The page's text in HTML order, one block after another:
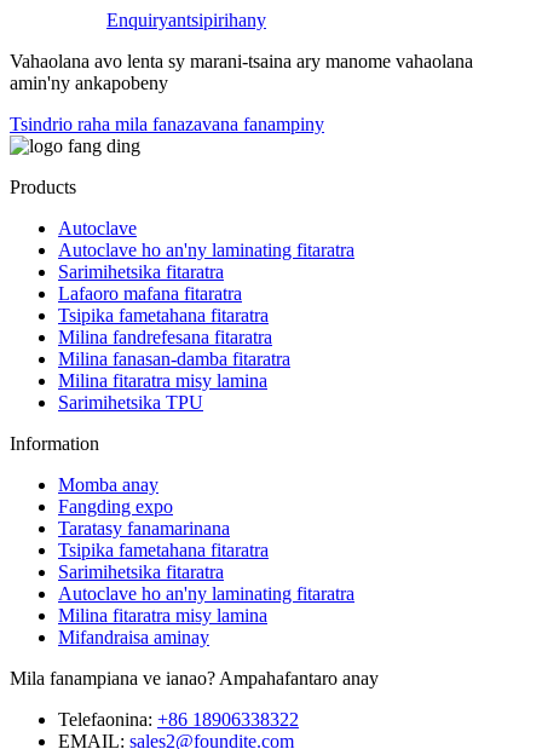
Enquiryantsipirihany
Vahaolana avo lenta sy marani-tsaina ary manome vahaolana
amin'ny ankapobeny
Tsindrio raha mila fanazavana fanampiny
Products
Autoclave
Autoclave ho an'ny laminating fitaratra
Sarimihetsika fitaratra
Lafaoro mafana fitaratra
Tsipika fametahana fitaratra
Milina fandrefesana fitaratra
Milina fanasan-damba fitaratra
Milina fitaratra misy lamina
Sarimihetsika TPU
Information
Momba anay
Fangding expo
Taratasy fanamarinana
Tsipika fametahana fitaratra
Sarimihetsika fitaratra
Autoclave ho an'ny laminating fitaratra
Milina fitaratra misy lamina
Mifandraisa aminay
Mila fanampiana ve ianao? Ampahafantaro anay
Telefaonina: +86 18906338322
EMAIL: sales2@foundite.com